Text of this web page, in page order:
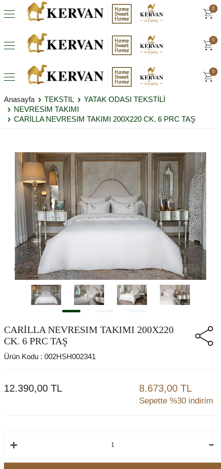
0
0
0
Anasayfa TEKSTIL
YATAK ODASI TEKSTİLİ
NEVRESİM TAKIMI
CARİLLA NEVRESIM TAKIMI 200X220 CK. 6 PRC TAŞ
CARİLLA NEVRESIM TAKIMI 200X220
CK. 6 PRC TAŞ
Ürün Kodu : 002HSH002341
12.390,00 TL 8.673,00 TL
Sepette %30 indirim